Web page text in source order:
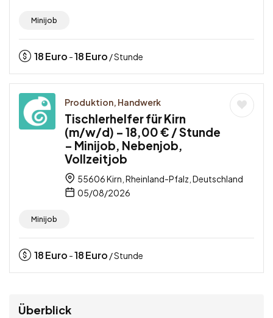
Minijob
18Euro -18Euro / Stunde
Produktion, Handwerk
Tischlerhelfer für Kirn
(m/w/d) – 18,00 € / Stunde
– Minijob, Nebenjob,
Vollzeitjob
55606 Kirn, Rheinland-Pfalz, Deutschland
05/08/2026
Minijob
18Euro -18Euro / Stunde
Überblick